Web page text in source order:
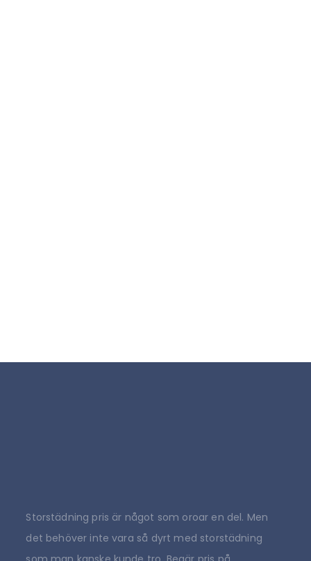
Storstädning pris är något som oroar en del. Men
det behöver inte vara så dyrt med storstädning